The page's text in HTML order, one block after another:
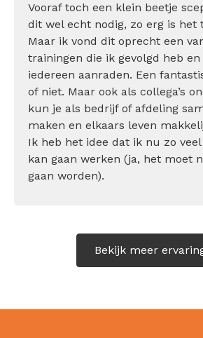
Vooraf toch een klein beetje
dit wel echt nodig, zo erg is het
Maar ik vond dit oprecht een
trainingen die ik gevolgd heb
iedereen aanraden. Een
of niet. Maar ook als collega’s
kun je als bedrijf of afdeling
maken en elkaars leven
Ik heb het idee dat ik nu zo
kan gaan werken (ja, het moet
gaan worden).
Bekijk meer